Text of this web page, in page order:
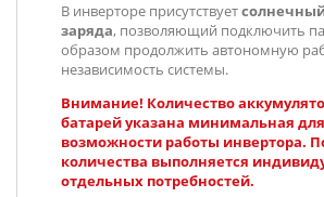
В инверторе присутствует
заряда, позволяющий подключить
образом продолжить автономную
независимость системы.
Внимание! Количество
батарей указана минимальная для
возможности работы инвертора.
количества выполняется
отдельных потребностей.